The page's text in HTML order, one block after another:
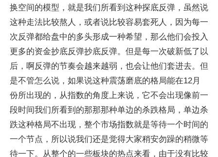
换空间的模型，就是我们所看到这种探底反弹，虽然说
这种走法比较熬人，或者说比较容易套死人，因为每一
次反弹都给盘中的多头形成一种希望，那么他们会投入
更多的资金抄底反弹抄底反弹。但是每一次破新低了以
后，啊反弹的节奏会越来越弱，也会让他们套进去。但
是不管怎么说，如果说这种震荡磨底的格局能在12月
份所出现的，从指数的角度上来说，它不会出现像前一
段时间我们所看到的那那那种单边的杀跌格局，单边杀
跌这种格局不出现，整个市场指数就是等待一个时间的
一个节点，所以说我们还是觉得大家稍安勿躁的稍微等
待一下。从整个的一些板块的热点来看，由于没有比较